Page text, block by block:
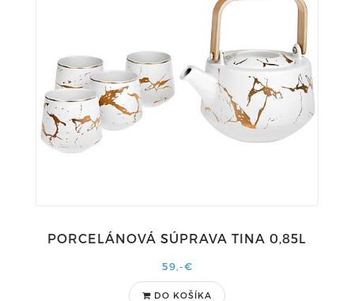
PORCELÁNOVÁ SÚPRAVA TINA 0,85L
59,-€
DO KOŠÍKA